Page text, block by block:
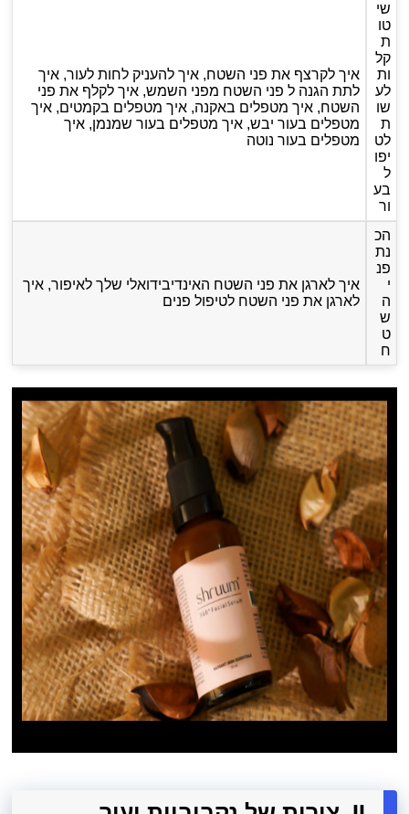
שי
טו
ת
קל
ות
לע
שו
ת
לט
יפו
ל
בע
ור
איך לקרצף את פני השטח, איך להעניק לחות לעור, איך
לתת הגנה ל פני השטח מפני השמש, איך לקלף את פני
השטח, איך מטפלים באקנה, איך מטפלים בקמטים, איך
מטפלים בעור יבש, איך מטפלים בעור שמנמן, איך
מטפלים בעור נוטה
הכ
נת
פנ
י
ה
ש
ט
ח
איך לארגן את פני השטח האינדיבידואלי שלך לאיפור, איך
לארגן את פני השטח לטיפול פנים